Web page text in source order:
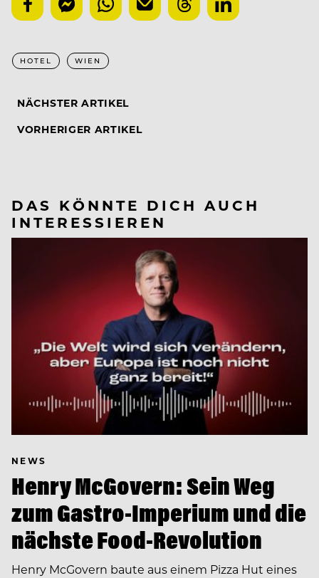
HOTEL WIEN
NÄCHSTER ARTIKEL
VORHERIGER ARTIKEL
DAS KÖNNTE DICH AUCH
INTERESSIEREN
NEWS
Henry McGovern: Sein Weg
zum Gastro-Imperium und die
nächste Food-Revolution
Henry McGovern baute aus einem Pizza Hut eines